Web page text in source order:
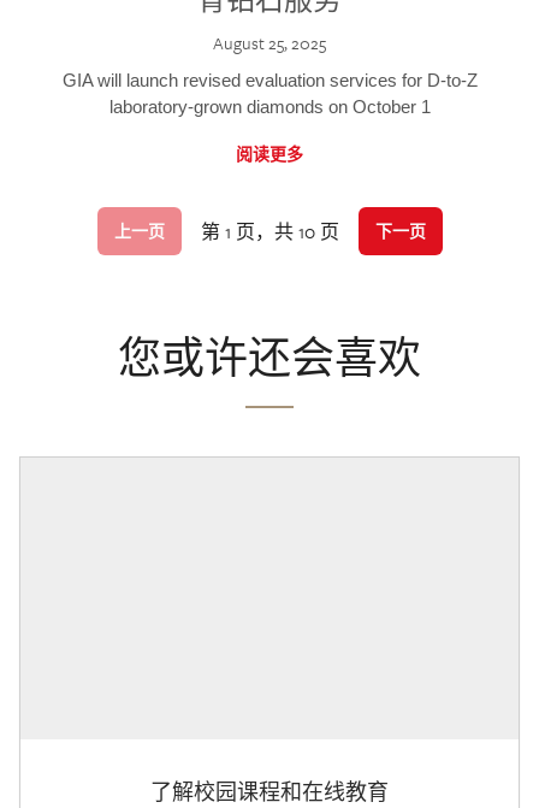
August 25, 2025
GIA will launch revised evaluation services for D-to-Z
laboratory-grown diamonds on October 1
阅读更多
上一页 第 1 页，共 10 页 下一页
您或许还会喜欢
了解校园课程和在线教育